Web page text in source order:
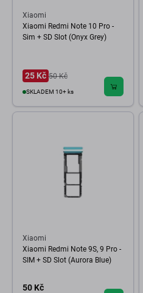
Xiaomi
Xiaomi Redmi Note 10 Pro -
Sim + SD Slot (Onyx Grey)
25 Kč 50 Kč
SKLADEM 10+ ks
Xiaomi
Xiaomi Redmi Note 9S, 9 Pro -
SIM + SD Slot (Aurora Blue)
50 Kč